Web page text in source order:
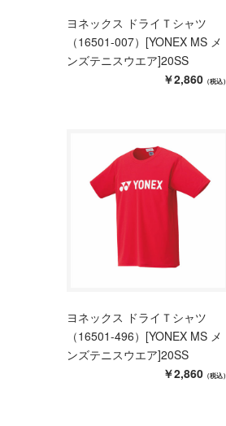
ヨネックス ドライＴシャツ
（16501-007）[YONEX MS メ
ンズテニスウエア]20SS
￥2,860 （税込）
ヨネックス ドライＴシャツ
（16501-496）[YONEX MS メ
ンズテニスウエア]20SS
￥2,860 （税込）